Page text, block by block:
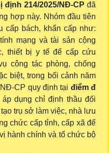
định 214/2025/NĐ-CP đã
hợp này. Nhóm đầu tiên
cấp bách, khẩn cấp như:
mạng và tài sản cộng
thiết bị y tế để cấp cứu
công tác phòng, chống
biệt, trong bối cảnh năm
CP quy định tại điểm đ
dụng chỉ định thầu đối
trụ sở làm việc, nhà lưu
chức cấp tỉnh, cấp xã để
hành chính và tổ chức bộ